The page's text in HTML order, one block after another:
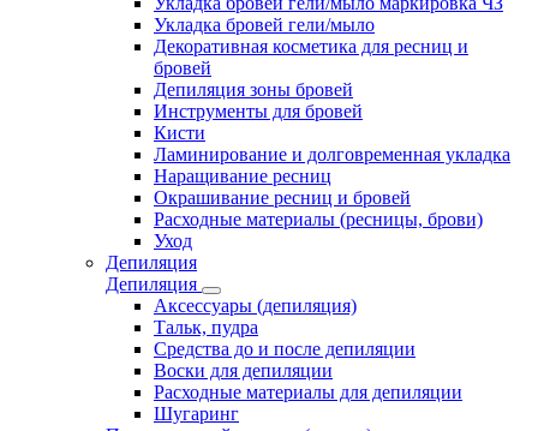
Укладка бровей гели/мыло
Декоративная косметика для ресниц и
бровей
Депиляция зоны бровей
Инструменты для бровей
Кисти
Ламинирование и долговременная укладка
Наращивание ресниц
Окрашивание ресниц и бровей
Расходные материалы (ресницы, брови)
Уход
Депиляция
Депиляция
Аксессуары (депиляция)
Тальк, пудра
Средства до и после депиляции
Воски для депиляции
Расходные материалы для депиляции
Шугаринг